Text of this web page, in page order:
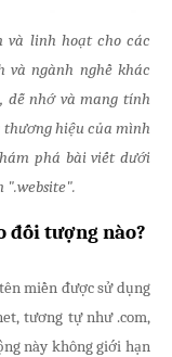
và linh hoạt cho các
và ngành nghề khác
dễ nhớ và mang tính
thương hiệu của mình
phá bài viết dưới
".website".
đối tượng nào?
miền được sử dụng
tương tự như .com,
này không giới hạn